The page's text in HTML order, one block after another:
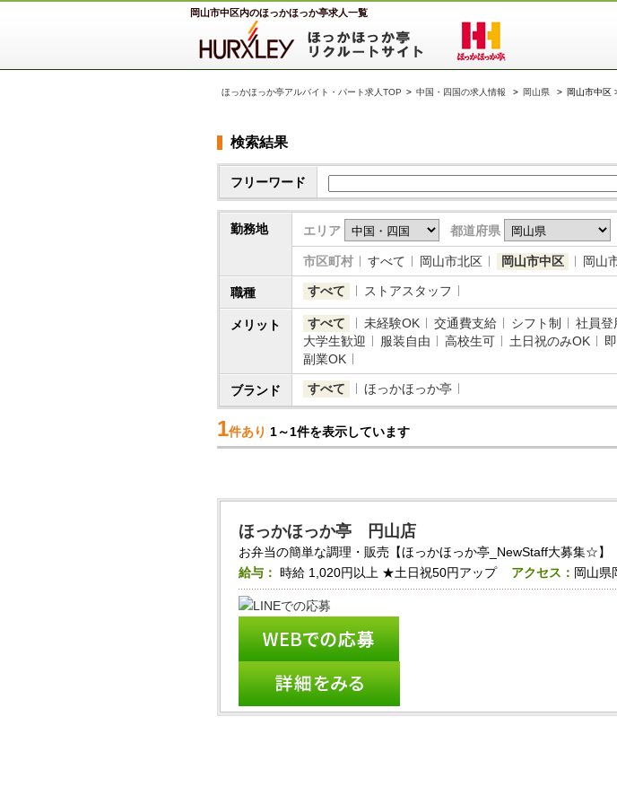
岡山市中区内のほっかほっか亭求人一覧
ほっかほっか亭アルバイト・パート求人TOP > 中国・四国の求人情報 > 岡山県 > 岡山市中区
検索結果
フリーワード
勤務地 エリア 都道府県
市区町村 すべて 岡山市北区 岡山市中区 岡山
職種 すべて ストアスタッフ
メリット すべて 未経験OK 交通費支給 シフト制 社員登
大学生歓迎
服装自由 高校生可 土日祝のみOK
副業OK
ブランド すべて ほっかほっか亭
1件あり 1～1件を表示しています
ほっかほっか亭 円山店
お弁当の簡単な調理・販売【ほっかほっか亭_NewStaff大募集☆】
給与： 時給 1,020円以上 ★土日祝50円アップ アクセス： 岡山県